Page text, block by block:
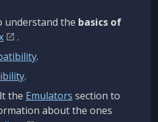
understand the basics of
.
.
.
the Emulators section to
about the ones